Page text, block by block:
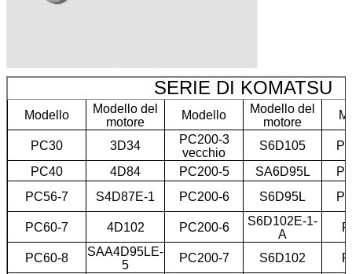
SERIE DI KOMATSU
Modello
Modello del
motore
Modello
Modello del
motore
PC30 3D34
PC200-3
vecchio
S6D105
PC40
4D84 PC200-5 SA6D95L
PC56-7
S4D87E-1 PC200-6 S6D95L
PC60-7 4D102 PC200-6
S6D102E-1-
A
PC60-8
SAA4D95LE-
5
PC200-7 S6D102